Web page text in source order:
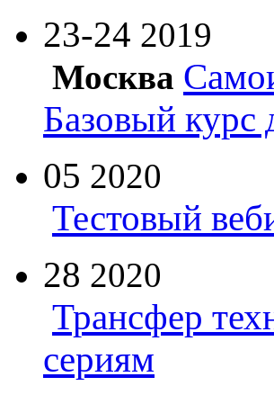
23-24 2019
Москва
Базовый курс
05 2020
Тестовый
28 2020
Трансфер
сериям